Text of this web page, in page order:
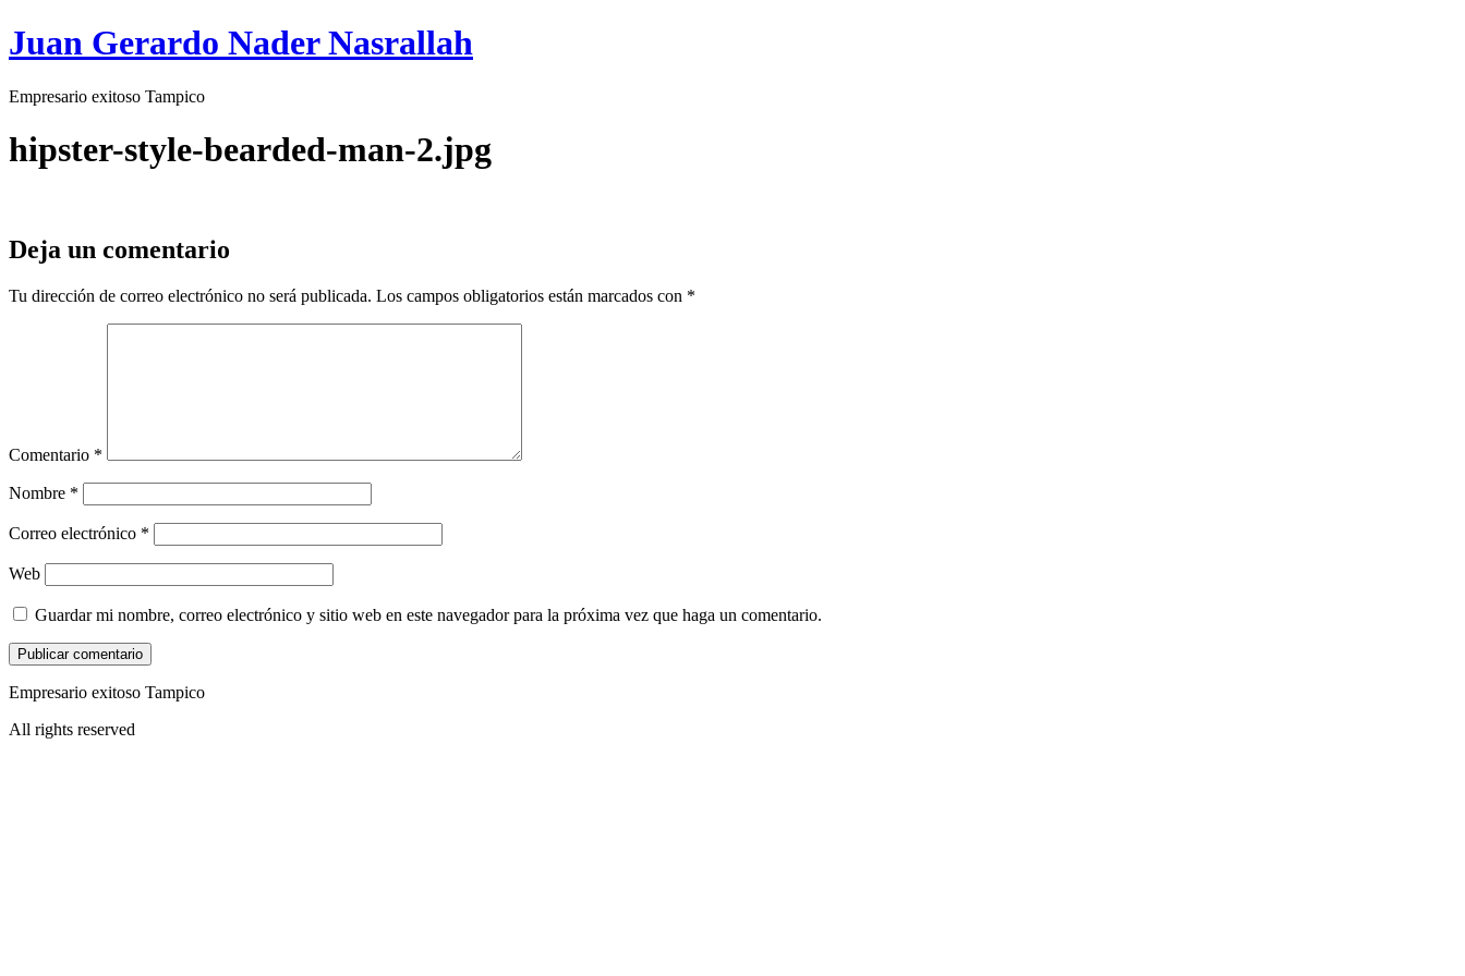
Juan Gerardo Nader Nasrallah
Empresario exitoso Tampico
hipster-style-bearded-man-2.jpg
Deja un comentario
Tu dirección de correo electrónico no será publicada. Los campos obligatorios están marcados con *
Comentario *
Nombre *
Correo electrónico *
Web
Guardar mi nombre, correo electrónico y sitio web en este navegador para la próxima vez que haga un comentario.
Empresario exitoso Tampico
All rights reserved